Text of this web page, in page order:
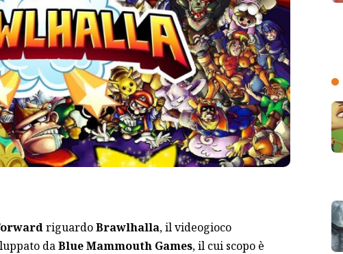
riguardoBrawlhalla, il videogioco
daBlue Mammouth Games, il cui scopo è